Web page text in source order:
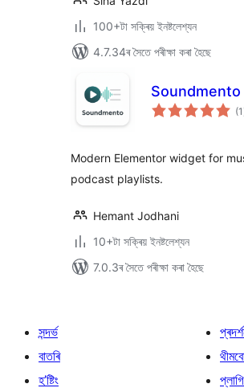
100+টা সক্ৰিয় ইনষ্টলেশ্যন
4.7.34ৰ সৈতে পৰীক্ষা কৰা হৈছে
Soundmento
(1
Modern Elementor widget for
podcast playlists.
Hemant Jodhani
10+টা সক্ৰিয় ইনষ্টলেশ্যন
7.0.3ৰ সৈতে পৰীক্ষা কৰা হৈছে
সন্দৰ্ভ
বাতৰি
হ’ষ্টিং